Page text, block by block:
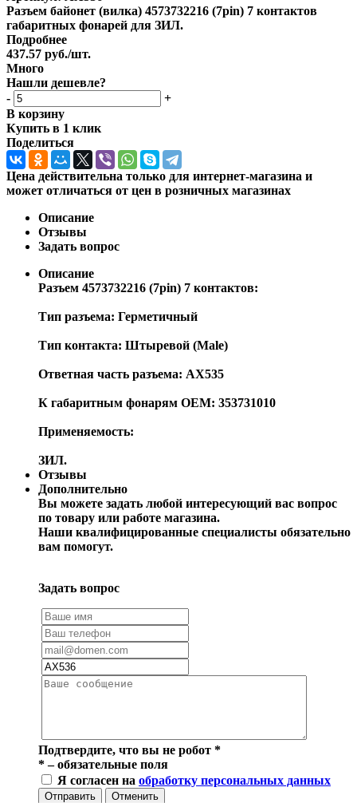
Разъем байонет (вилка) 4573732216 (7pin) 7 контактов
габаритных фонарей для ЗИЛ.
Подробнее
437.57 руб./шт.
Много
Нашли дешевле?
-
+
В корзину
Купить в 1 клик
Поделиться
Цена действительна только для интернет-магазина и
может отличаться от цен в розничных магазинах
Описание
Отзывы
Задать вопрос
Описание
Разъем 4573732216 (7pin) 7 контактов:
Тип разъема: Герметичный
Тип контакта: Штыревой (Male)
Ответная часть разъема: AX535
К габаритным фонарям OEM: 353731010
Применяемость:
ЗИЛ.
Отзывы
Дополнительно
Вы можете задать любой интересующий вас вопрос
по товару или работе магазина.
Наши квалифицированные специалисты обязательно
вам помогут.
Задать вопрос
Подтвердите, что вы не робот *
*– обязательные поля
Я согласен на обработку персональных данных
Отправить Отменить